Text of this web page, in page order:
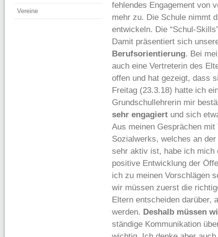
fehlendes Engagement von
mehr zu. Die Schule nimmt
entwickeln. Die “Schul-
Damit präsentiert sich
Berufsorientierung. Bei
auch eine Vertreterin des
offen und hat gezeigt, dass
Freitag (23.3.18) hatte ich
Grundschullehrerin mir
sehr engagiert und sich
Aus meinen Gesprächen
Sozialwerks, welches an
sehr aktiv ist, habe ich mich
positive Entwicklung der
ich zu meinen Vorschlägen
wir müssen zuerst die
Eltern entscheiden darüber,
werden. Deshalb müssen
ständige Kommunikation
Vereine